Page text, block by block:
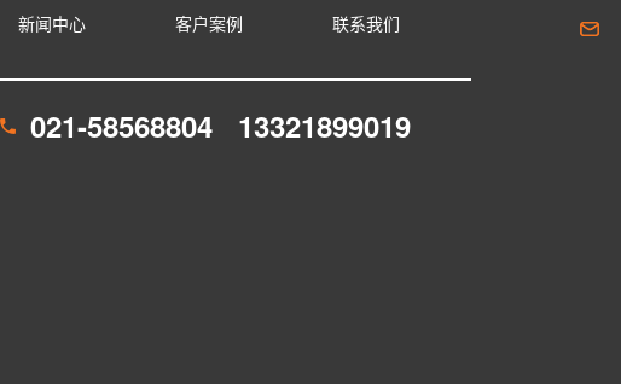
新闻中心
客户案例 联系我们
021-58568804 13321899019